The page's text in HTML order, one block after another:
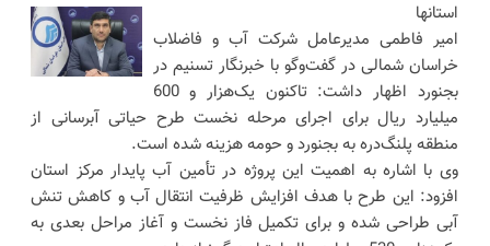
استانها
امیر فاطمی مدیرعامل شرکت آب و فاضلاب
خراسان شمالی در گفت‌وگو با خبرنگار تسنیم در
بجنورد اظهار داشت: تاکنون یک‌هزار و 600
میلیارد ریال برای اجرای مرحله نخست طرح حیاتی آبرسانی از
منطقه پلنگ‌دره به بجنورد و حومه هزینه شده است.
وی با اشاره به اهمیت این پروژه در تأمین آب پایدار مرکز استان
افزود: این طرح با هدف افزایش ظرفیت انتقال آب و کاهش تنش
آبی طراحی شده و برای تکمیل فاز نخست و آغاز مراحل بعدی به